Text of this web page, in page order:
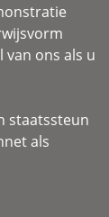
van ons als u
staatssteun
als